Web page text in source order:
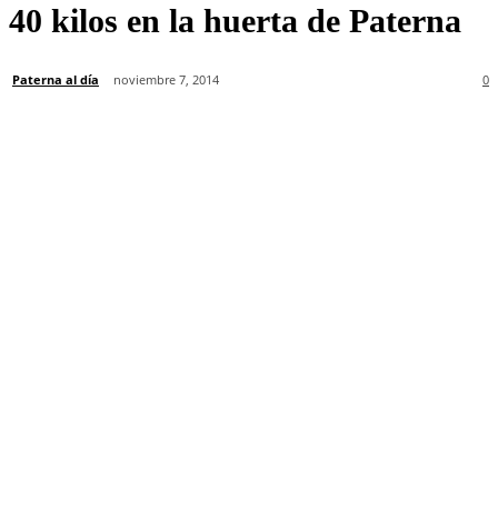
40 kilos en la huerta de Paterna
Paterna al día noviembre 7, 2014 0